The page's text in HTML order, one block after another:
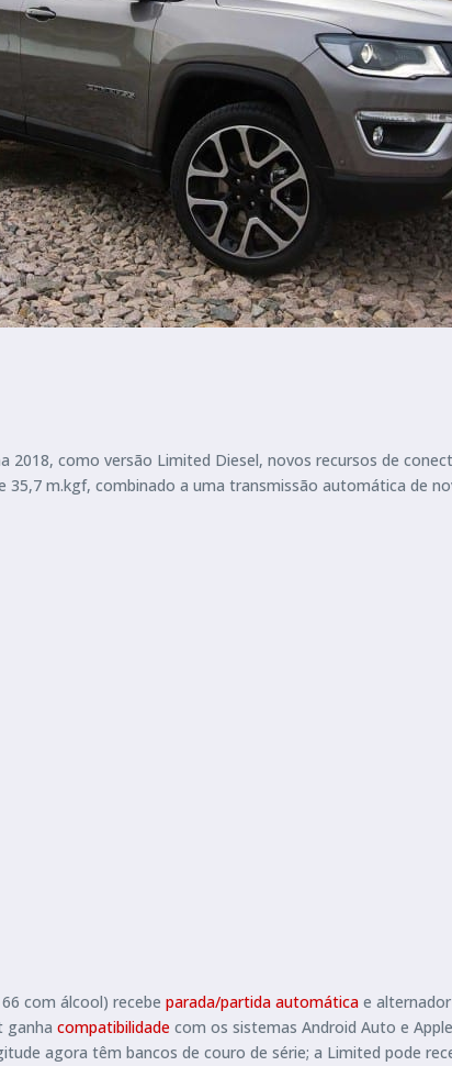
2018, como versão Limited Diesel, novos recursos de
m.kgf, combinado a uma transmissão automática de
com álcool) recebe parada/partida automática e
ganha compatibilidade com os sistemas Android Auto e
agora têm bancos de couro de série; a Limited pode